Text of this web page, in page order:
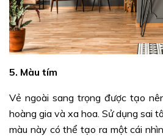
5. Màu tím
Vẻ ngoài sang trọng được tạo
hoàng gia và xa hoa. Sử dụng sai
màu này có thể tạo ra một cái